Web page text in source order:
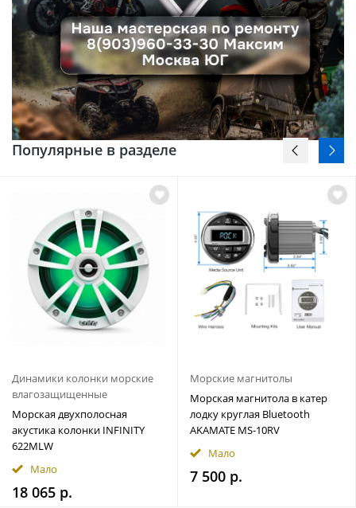
Популярные в разделе
Динамики колонки морские
влагозащищенные
Морская двухполосная
акустика колонки INFINITY
622MLW
Мало
18 065 р.
Морские магнитолы
Морская магнитола в катер
лодку круглая Bluetooth
AKAMATE MS-10RV
Мало
7 500 р.